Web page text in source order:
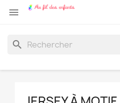

search